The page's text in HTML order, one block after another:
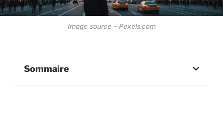
Image source - Pexels.com
Sommaire